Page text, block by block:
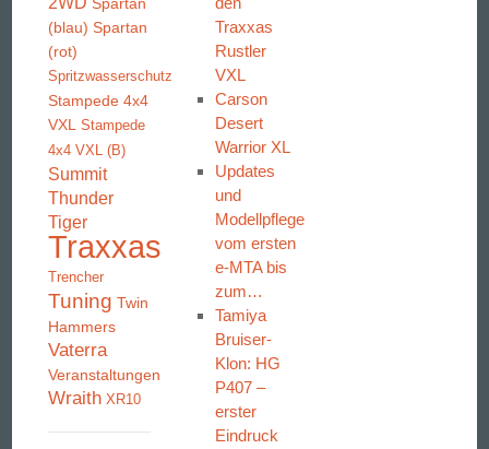
(blau) Spartan
(rot)
Spritzwasserschutz
Stampede 4x4
VXL
Stampede
4x4 VXL (B)
Summit
Thunder
Tiger
Traxxas
Trencher
Tuning Twin
Hammers
Vaterra
Veranstaltungen
Wraith XR10
Traxxas
Rustler
VXL
Carson
Desert
Warrior XL
Updates
und
Modellpflege
vom ersten
e-MTA bis
zum…
Tamiya
Bruiser-
Klon: HG
P407 –
erster
Eindruck